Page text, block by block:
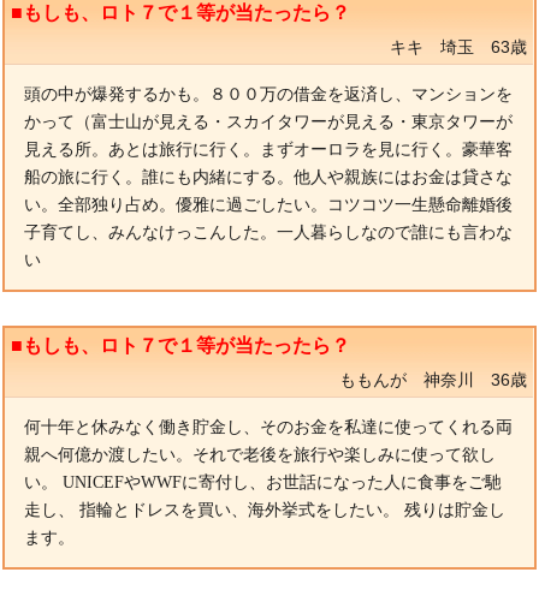
■もしも、ロト７で１等が当たったら？
キキ 埼玉 63歳
頭の中が爆発するかも。８００万の借金を返済し、マンションを
かって（富士山が見える・スカイタワーが見える・東京タワーが
見える所。あとは旅行に行く。まずオーロラを見に行く。豪華客
船の旅に行く。誰にも内緒にする。他人や親族にはお金は貸さな
い。全部独り占め。優雅に過ごしたい。コツコツ一生懸命離婚後
子育てし、みんなけっこんした。一人暮らしなので誰にも言わな
い
■もしも、ロト７で１等が当たったら？
ももんが 神奈川 36歳
何十年と休みなく働き貯金し、そのお金を私達に使ってくれる両
親へ何億か渡したい。それで老後を旅行や楽しみに使って欲し
い。 UNICEFやWWFに寄付し、お世話になった人に食事をご馳
走し、 指輪とドレスを買い、海外挙式をしたい。 残りは貯金し
ます。